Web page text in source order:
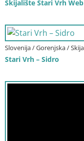
Skijalište Stari Vrh
Slovenija / Gorenjska /
Stari Vrh – Sidro